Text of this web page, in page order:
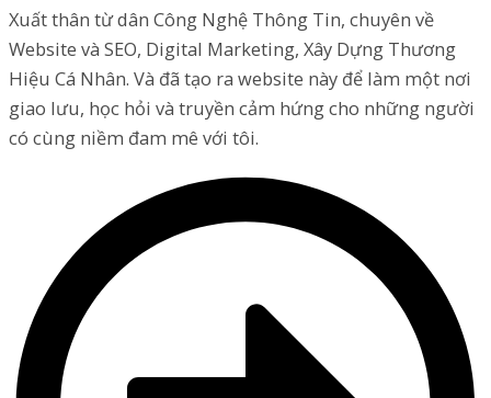
Xuất thân từ dân Công Nghệ Thông Tin, chuyên về
Website và SEO, Digital Marketing, Xây Dựng Thương
Hiệu Cá Nhân. Và đã tạo ra website này để làm một nơi
giao lưu, học hỏi và truyền cảm hứng cho những người
có cùng niềm đam mê với tôi.